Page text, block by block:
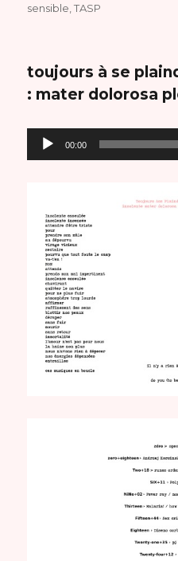
sensible ,TASP
toujours à se
: mater dolorosa
Lecteur
audio
00:00